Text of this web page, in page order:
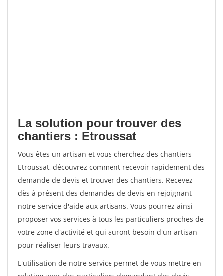
La solution pour trouver des
chantiers : Etroussat
Vous êtes un artisan et vous cherchez des chantiers
Etroussat, découvrez comment recevoir rapidement des
demande de devis et trouver des chantiers. Recevez
dès à présent des demandes de devis en rejoignant
notre service d'aide aux artisans. Vous pourrez ainsi
proposer vos services à tous les particuliers proches de
votre zone d'activité et qui auront besoin d'un artisan
pour réaliser leurs travaux.
L'utilisation de notre service permet de vous mettre en